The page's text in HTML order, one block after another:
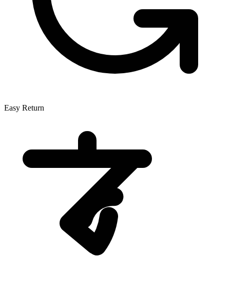
Easy Return